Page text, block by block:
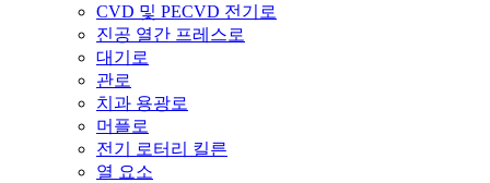
CVD 및 PECVD 전기로
진공 열간 프레스로
대기로
관로
치과 용광로
머플로
전기 로터리 킬른
열 요소